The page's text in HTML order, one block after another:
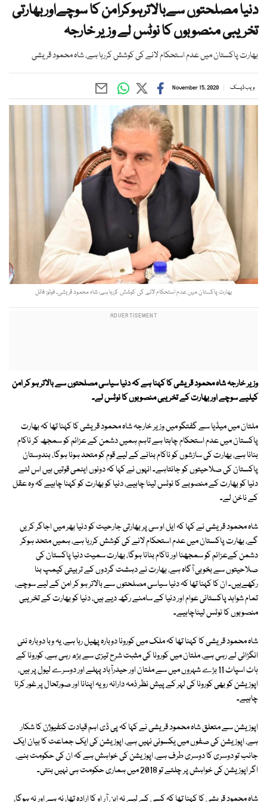
دنیا مصلحتوں سےبالاترہوکرامن کا سوچےاوربھارتی
تخریبی منصوبوں کا نوٹس لے وزیر خارجہ
بھارت پاکستان میں عدم استحکام لانے کی کوشش کررہا ہے، شاہ محمود قریشی
ویب ڈیسک November 15, 2020
بھارت پاکستان میں عدم استحکام لانے کی کوشش کررہا ہے، شاہ محمود قریشی۔ فوٹو: فائل
وزیر خارجہ شاہ محمود قریشی کا کہنا ہے کہ دنیا سیاسی مصلحتوں سے بالاتر ہو کر امن
کیلیے سوچے اور بھارت کے تخریبی منصوبوں کا نوٹس لے۔
ملتان میں میڈیا سے گفتگو میں وزیر خارجہ شاہ محمود قریشی کا کہنا تھا کہ بھارت
پاکستان میں عدم استحکام چاہتا ہے تاہم ہمیں دشمن کے عزائم کو سمجھ کر ناکام
بنانا ہے، بھارت کی سازشوں کو ناکام بنانے کے لیے قوم کو متحد ہونا ہوگا، ہندوستان
پاکستان کی صلاحیتوں کو جانتاہے۔ انہوں نے کہا کہ دونوں ایٹمی قوتیں ہیں اس لئے
دنیا کو بھارت کے منصوبے کا نوٹس لینا چاہیے، دنیا کو بھارت کو کہنا چاہیے کہ وہ عقل
کے ناخن لے۔
شاہ محمود قریشی نے کہا کہ ایل او سی پر بھارتی جارحیت کو دنیا بھر میں اجاگر کریں
گے، بھارت پاکستان میں عدم استحکام لانے کی کوشش کررہا ہے، ہمیں متحد ہوکر
دشمن کےعزائم کو سمجھنا اور ناکام بنانا ہوگا، بھارت سمیت دنیا پاکستان کی
صلاحیتوں سے بخوبی آگاہ ہے، بھارت نے دہشت گردوں کے تربیتی کیمپ بنا
رکھےہیں۔ ان کا کہنا تھا کہ دنیا سیاسی مصلحتوں سے بالاتر ہو کر امن کے لیے سوچے،
تمام شواہد پاکستانی عوام اور دنیا کے سامنے رکھ دیے ہیں، دنیا کو بھارت کے تخریبی
منصوبوں کا نوٹس لیناچاہیے۔
شاہ محمود قریشی کا کہنا تھا کہ ملک میں کورونا دوبارہ پھیل رہا ہے، یہ وبا دوبارہ نئی
انگڑائی لے رہی ہے، ملتان میں کورونا کی مثبت شرح تیزی سے بڑھ رہی ہے، کورونا کے
ہاٹ اسپاٹ 11 بڑے شہروں میں سے ملتان اور حیدرآباد پہلے اور دوسرے لیول پر ہیں،
اپوزیشن کو بھی کورونا کی لہر کے پیش نظر ذمہ دارانہ رویہ اپنانا اور صورتحال پر غور کرنا
چاہیے۔
اپوزیشن سے متعلق شاہ محمود قریشی نے کہا کہ پی ڈی اہم قیادت کنفیوژن کا شکار
ہے، اپوزیشن کی صفوں میں یکسوئی نہیں ہے، اپوزیشن کی ایک جماعت کا بیان ایک
جانب تو دوسری کا دوسری طرف ہے، اپوزیشن کی خواہش ہے کہ ان کی حکومت بنے،
اگر اپوزیشن کی خواہش پر چلتے تو 2018 میں ہماری حکومت ہی نہیں بنتی۔
شاہ محمود قریشی کا کہنا تھا کہ کسی کے لیے نہ این آر او کا ارادہ تھا، نہ ہے اور نہ ہوگا،